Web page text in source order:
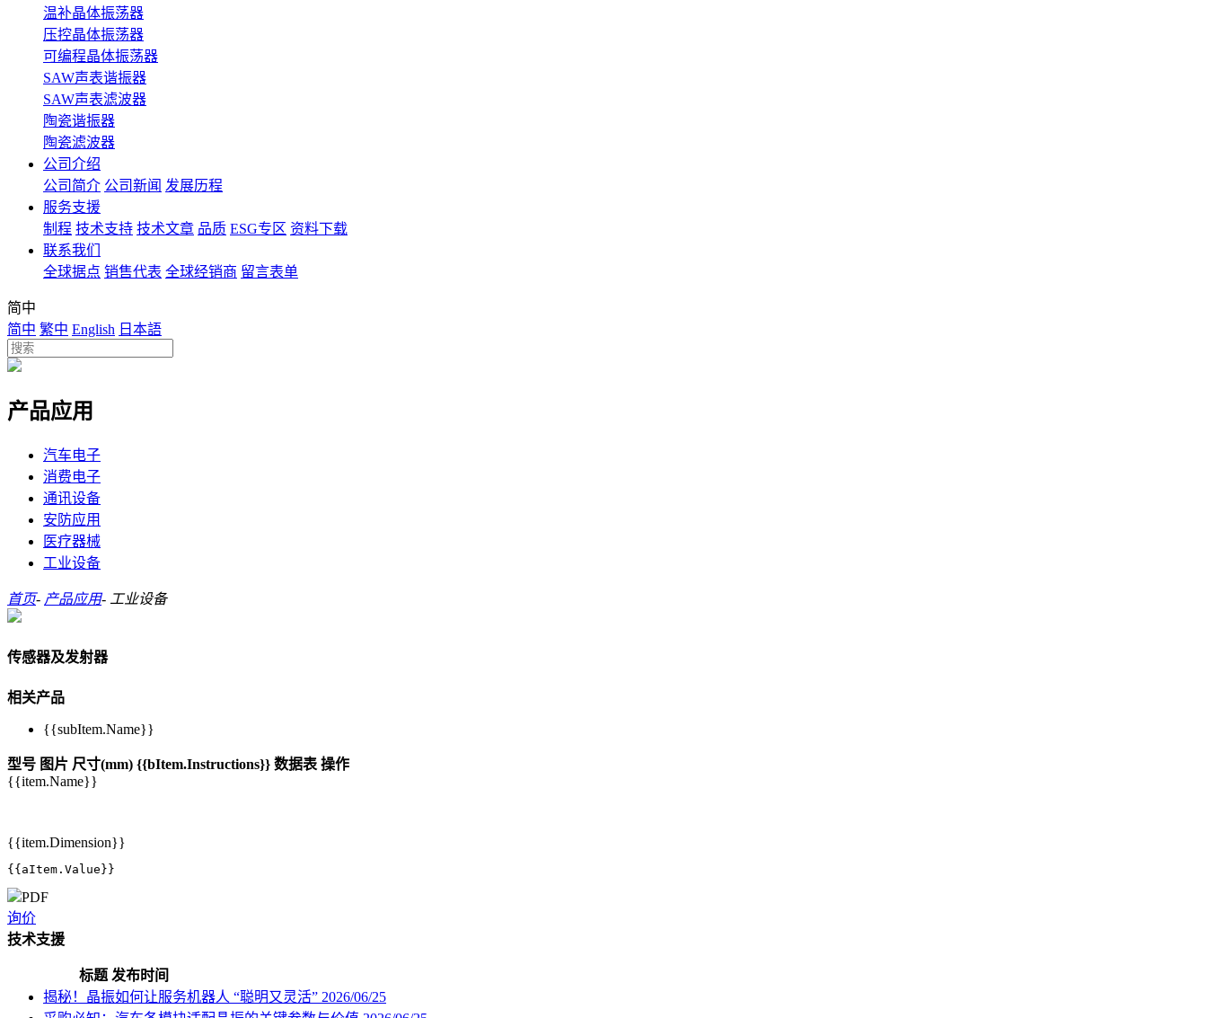
温补晶体振荡器
压控晶体振荡器
可编程晶体振荡器
SAW声表谐振器
SAW声表滤波器
陶瓷谐振器
陶瓷滤波器
公司介绍
公司简介 公司新闻 发展历程
服务支援
制程 技术支持 技术文章 品质 ESG专区 资料下载
联系我们
全球据点 销售代表 全球经销商 留言表单
简中
简中 繁中 English 日本語
产品应用
汽车电子
消费电子
通讯设备
安防应用
医疗器械
工业设备
首页- 产品应用- 工业设备
传感器及发射器
相关产品
{{subItem.Name}}
型号 图片 尺寸(mm) {{bItem.Instructions}} 数据表 操作
{{item.Name}}
{{item.Dimension}}
{{aItem.Value}}
PDF
询价
技术支援
标题 发布时间
揭秘！晶振如何让服务机器人 “聪明又灵活” 2026/06/25